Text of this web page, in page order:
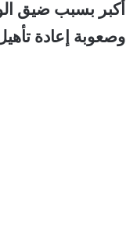
أكبر بسبب ضيق
وصعوبة إعادة